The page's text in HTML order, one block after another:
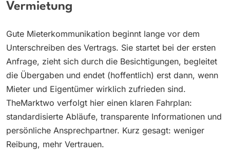
Vermietung
Gute Mieterkommunikation beginnt lange vor dem
Unterschreiben des Vertrags. Sie startet bei der ersten
Anfrage, zieht sich durch die Besichtigungen, begleitet
die Übergaben und endet (hoffentlich) erst dann, wenn
Mieter und Eigentümer wirklich zufrieden sind.
TheMarktwo verfolgt hier einen klaren Fahrplan:
standardisierte Abläufe, transparente Informationen und
persönliche Ansprechpartner. Kurz gesagt: weniger
Reibung, mehr Vertrauen.